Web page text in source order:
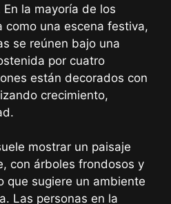
la mayoría de los
como una escena festiva,
se reúnen bajo una
por cuatro
están decorados con
crecimiento,
mostrar un paisaje
con árboles frondosos y
que sugiere un ambiente
Las personas en la